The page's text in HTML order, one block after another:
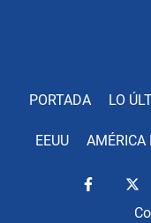
PORTADA LO
EEUU AMÉRICA